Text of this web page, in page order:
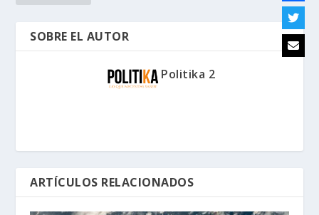
SOBRE EL AUTOR
Politika 2
ARTÍCULOS RELACIONADOS